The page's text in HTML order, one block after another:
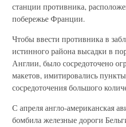
станции противника,
побережье Франции.
Чтобы ввести противника в
истинного района высадки в
Англии, было сосредоточено
макетов, имитировались
сосредоточения большого
С апреля англо-американская
бомбила железные дороги